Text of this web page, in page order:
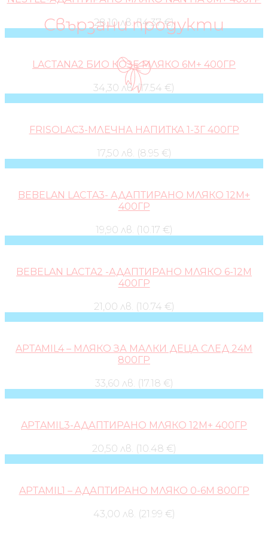
Свързани продукти
28,10 лв. (14.37 €)
LACTANA2 БИО КОЗЕ МЛЯКО 6М+ 400ГР
34,30 лв. (17.54 €)
FRISOLAC3-МЛЕЧНА НАПИТКА 1-3Г 400ГР
17,50 лв. (8.95 €)
BEBELAN LACTA3- АДАПТИРАНО МЛЯКО 12М+
400ГР
19,90 лв. (10.17 €)
BEBELAN LACTA2 -АДАПТИРАНО МЛЯКО 6-12М
400ГР
21,00 лв. (10.74 €)
APTAMIL4 – МЛЯКО ЗА МАЛКИ ДЕЦА СЛЕД 24М
800ГР
33,60 лв. (17.18 €)
APTAMIL3-АДАПТИРАНО МЛЯКО 12М+ 400ГР
20,50 лв. (10.48 €)
APTAMIL1 – АДАПТИРАНО МЛЯКО 0-6М 800ГР
43,00 лв. (21.99 €)